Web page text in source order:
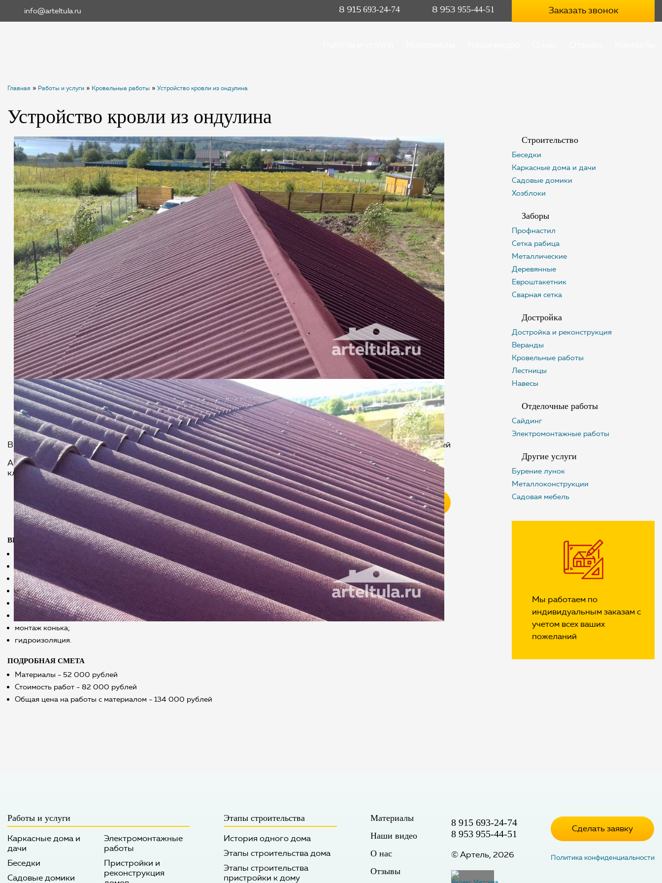
info@arteltula.ru 8 915 693-24-74 8 953 955-44-51 Заказать звонок
Главная » Работы и услуги » Кровельные работы » Устройство кровли из ондулина
Устройство кровли из ондулина
Cтроительство
Беседки
Каркасные дома и дачи
Садовые домики
Хозблоки
Заборы
Профнастил
Сетка рабица
Металлические
Деревянные
Евроштакетник
Сварная сетка
Достройка
Достройка и реконструкция
Веранды
Кровельные работы
Лестницы
Навесы
Отделочные работы
Сайдинг
Электромонтажные работы
Другие услуги
Бурение лунок
Металлоконструкции
Садовая мебель
Мы работаем по
индивидуальным заказам с
учетом всех ваших
пожеланий
Время строительства:
6 дней
Актуальные цены уточняются и согласовываются по телефону в зависимости от комплектации и запросов
клиента
Сделать заявку
ВИДЫ РАБОТ
монтаж стропильной системы;
монтаж обрешетки;
монтаж ондулина;
укладка профлиста;
монтаж карнизов;
монтаж ветровой планки;
монтаж конька;
гидроизоляция.
ПОДРОБНАЯ СМЕТА
Материалы - 52 000 рублей
Стоимость работ - 82 000 рублей
Общая цена на работы с материалом - 134 000 рублей
Работы и услуги
Каркасные дома и
дачи
Беседки
Садовые домики
Электромонтажные
работы
Пристройки и
реконструкция
Этапы строительства
История одного дома
Этапы строительства дома
Этапы строительства
пристройки к дому
Материалы
Наши видео
О нас
Отзывы
8 915 693-24-74
8 953 955-44-51
© Артель, 2026
Сделать заявку
Политика конфиденциальности